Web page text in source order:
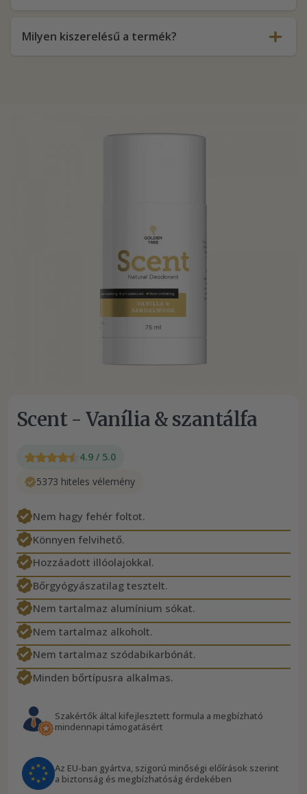
Milyen kiszerelésű a termék?
Scent - Vanília & szantálfa
4.9 / 5.0
5373 hiteles vélemény
Nem hagy fehér foltot.
Könnyen felvihető.
Hozzáadott illóolajokkal.
Bőrgyógyászatilag tesztelt.
Nem tartalmaz alumínium sókat.
Nem tartalmaz alkoholt.
Nem tartalmaz szódabikarbónát.
Minden bőrtípusra alkalmas.
Szakértők által kifejlesztett formula a megbízható
mindennapi támogatásért
Az EU-ban gyártva, szigorú minőségi előírások szerint
a biztonság és megbízhatóság érdekében